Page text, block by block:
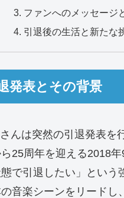
ファンへのメッセージ
引退後の生活と新たな
発表とその背景
んは突然の引退発表
25周年を迎える2018
で引退したい」とい
音楽シーンをリードし